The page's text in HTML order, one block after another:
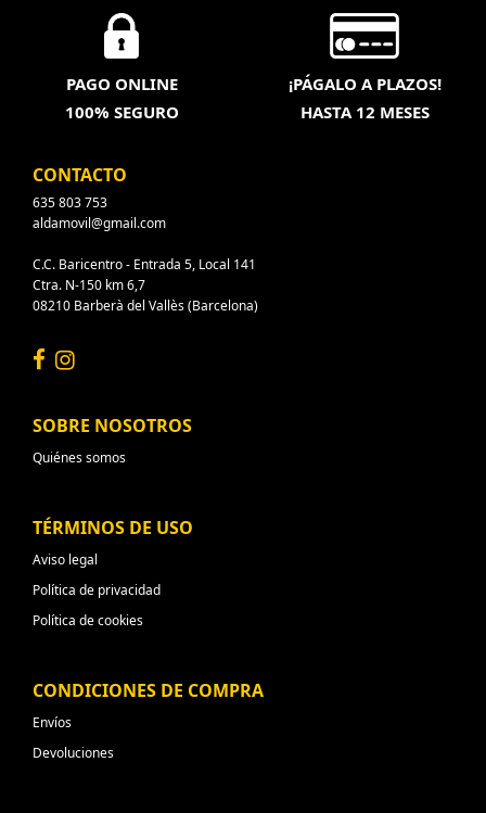
PAGO ONLINE
100% SEGURO
¡PÁGALO A PLAZOS!
HASTA 12 MESES
CONTACTO
635 803 753
aldamovil@gmail.com
C.C. Baricentro - Entrada 5, Local 141
Ctra. N-150 km 6,7
08210 Barberà del Vallès (Barcelona)
SOBRE NOSOTROS
Quiénes somos
TÉRMINOS DE USO
Aviso legal
Política de privacidad
Política de cookies
CONDICIONES DE COMPRA
Envíos
Devoluciones